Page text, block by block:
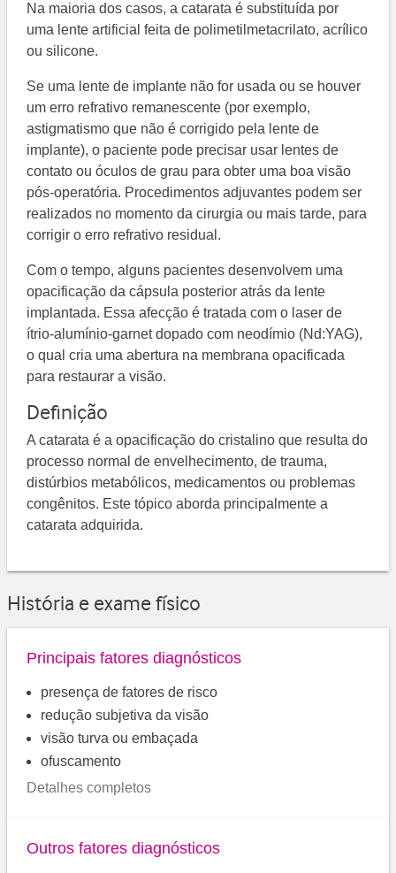
Na maioria dos casos, a catarata é substituída por
uma lente artificial feita de polimetilmetacrilato, acrílico
ou silicone.
Se uma lente de implante não for usada ou se houver
um erro refrativo remanescente (por exemplo,
astigmatismo que não é corrigido pela lente de
implante), o paciente pode precisar usar lentes de
contato ou óculos de grau para obter uma boa visão
pós-operatória. Procedimentos adjuvantes podem ser
realizados no momento da cirurgia ou mais tarde, para
corrigir o erro refrativo residual.
Com o tempo, alguns pacientes desenvolvem uma
opacificação da cápsula posterior atrás da lente
implantada. Essa afecção é tratada com o laser de
ítrio-alumínio-garnet dopado com neodímio (Nd:YAG),
o qual cria uma abertura na membrana opacificada
para restaurar a visão.
Definição
A catarata é a opacificação do cristalino que resulta do
processo normal de envelhecimento, de trauma,
distúrbios metabólicos, medicamentos ou problemas
congênitos. Este tópico aborda principalmente a
catarata adquirida.
História e exame físico
Principais fatores diagnósticos
presença de fatores de risco
redução subjetiva da visão
visão turva ou embaçada
ofuscamento
Detalhes completos
Outros fatores diagnósticos